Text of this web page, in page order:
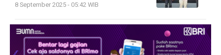
8 September 2025 - 05:42 WIB